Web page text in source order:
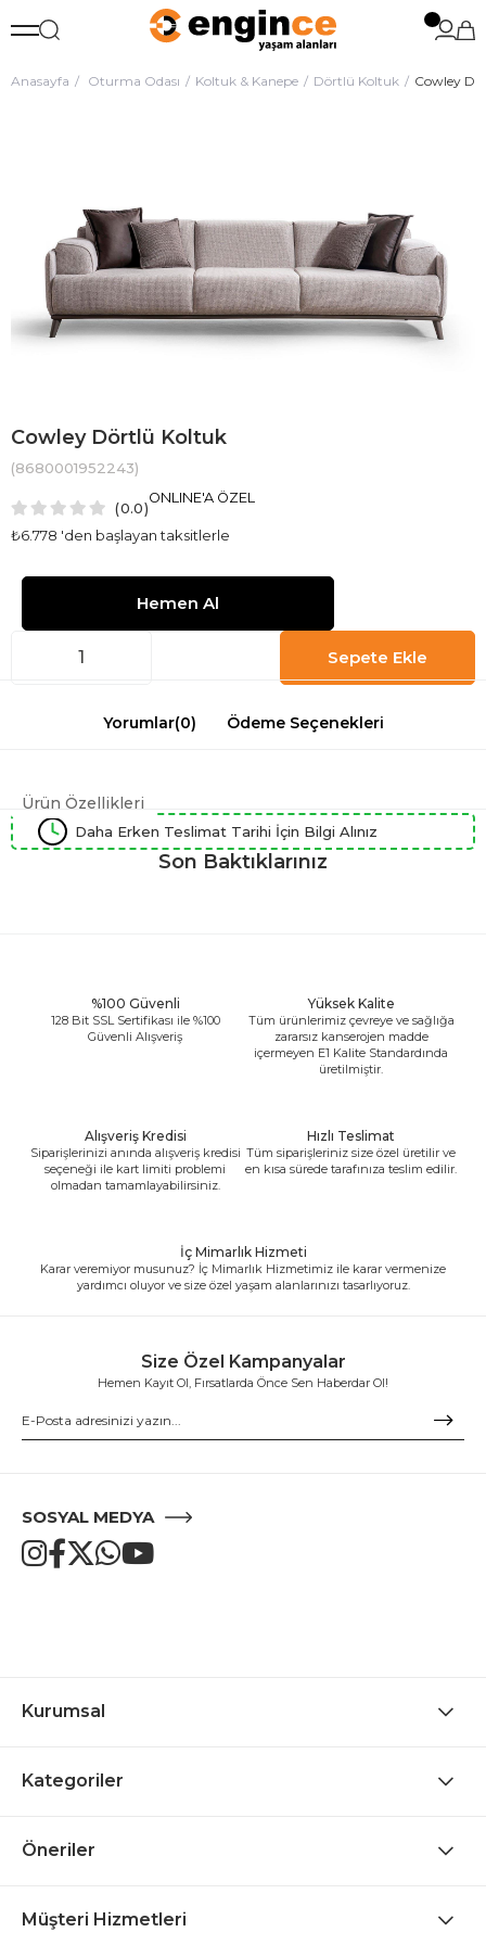
Anasayfa Oturma Odası Koltuk & Kanepe Dörtlü Koltuk Cowley
Cowley Dörtlü Koltuk
(8680001952243)
0.0
₺6.778 'den başlayan taksitlerle
ONLINE'A ÖZEL
Yorumlar(0) Ödeme Seçenekleri
Ürün Özellikleri
Daha Erken Teslimat Tarihi İçin Bilgi Alınız
Son Baktıklarınız
%100 Güvenli
128 Bit SSL Sertifikası ile %100
Güvenli Alışveriş
Yüksek Kalite
Tüm ürünlerimiz çevreye ve sağlığa
zararsız kanserojen madde
içermeyen E1 Kalite Standardında
üretilmiştir.
Alışveriş Kredisi
Siparişlerinizi anında alışveriş kredisi
seçeneği ile kart limiti problemi
olmadan tamamlayabilirsiniz.
Hızlı Teslimat
Tüm siparişleriniz size özel üretilir ve
en kısa sürede tarafınıza teslim edilir.
İç Mimarlık Hizmeti
Karar veremiyor musunuz? İç Mimarlık Hizmetimiz ile karar vermenize
yardımcı oluyor ve size özel yaşam alanlarınızı tasarlıyoruz.
Size Özel Kampanyalar
Hemen Kayıt Ol, Fırsatlarda Önce Sen Haberdar Ol!
SOSYAL MEDYA
Kurumsal
Kategoriler
Öneriler
Müşteri Hizmetleri